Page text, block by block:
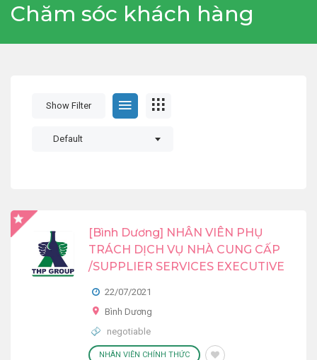
Chăm sóc khách hàng
Show Filter
Default
[Bình Dương] NHÂN VIÊN PHỤ
TRÁCH DỊCH VỤ NHÀ CUNG CẤP
/SUPPLIER SERVICES EXECUTIVE
22/07/2021
Bình Dương
negotiable
NHÂN VIÊN CHÍNH THỨC